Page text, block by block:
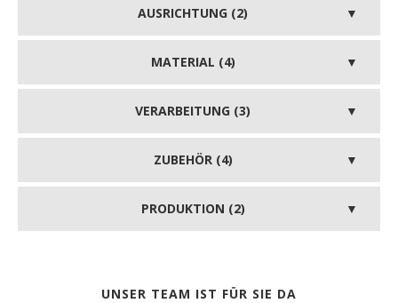
AUSRICHTUNG (2)
MATERIAL (4)
VERARBEITUNG (3)
ZUBEHÖR (4)
PRODUKTION (2)
UNSER TEAM IST FÜR SIE DA